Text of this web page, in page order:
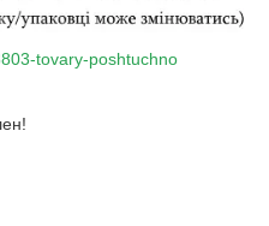
tovary-poshtuchno